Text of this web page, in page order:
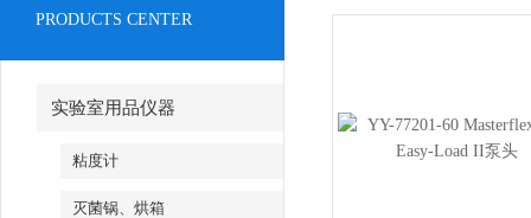
PRODUCTS CENTER
实验室用品仪器
粘度计
灭菌锅、烘箱